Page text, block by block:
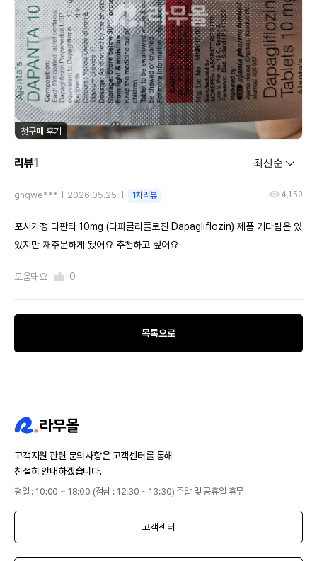
첫구매 후기
리뷰1
ghqwe*** 2026.05.25 1차리뷰 4,150
포시가정 다판타 10mg (다파글리플로진 Dapagliflozin) 제품 기다림은 있
었지만 재주문하게 됐어요 추천하고 싶어요
도움돼요 0
목록으로
고객지원 관련 문의사항은 고객센터를 통해
친절히 안내하겠습니다.
평일 : 10:00 ~ 18:00 (점심 : 12:30 ~ 13:30) 주말 및 공휴일 휴무
고객센터